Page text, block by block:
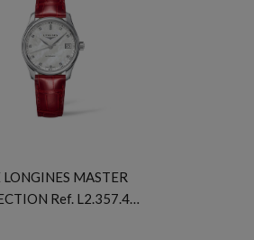
MASTER
Ref. L2.357.4…